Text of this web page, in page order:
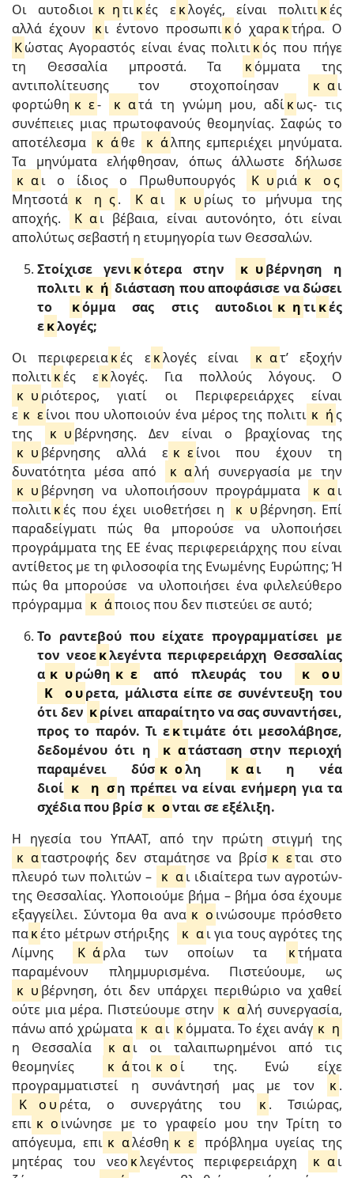
Οι αυτοδιοι κ ητικές ε κλογές, είναι πολιτικές
αλλά έχουν
κι έντονο προσωπικό χαρακτήρα. Ο
Κώστας Αγοραστός είναι ένας πολιτικός που πήγε
τη Θεσσαλία μπροστά. Τα
κόμματα της
αντιπολίτευσης τον στοχοποίησαν
κ αι
φορτώθη κ ε- κ ατά τη γνώμη μου, αδίκως- τις
συνέπειες μιας πρωτοφανούς θεομηνίας. Σαφώς το
αποτέλεσμα
κ άθε κ άλπης εμπεριέχει μηνύματα.
Τα μηνύματα ελήφθησαν, όπως άλλωστε δήλωσε
κ αι ο ίδιος ο Πρωθυπουργός Κ υ ριά κ ος
Μητσοτά κ η ς. Κ αι κ υ ρίως το μήνυμα της
αποχής.
Κ α ι βέβαια, είναι αυτονόητο, ότι είναι
απολύτως σεβαστή η ετυμηγορία των Θεσσαλών.
Στοίχισε γενικότερα στην κ υβέρνηση η
πολιτι κ ή διάσταση που αποφάσισε να δώσει
το
κόμμα σας στις αυτοδιοι κ ητικές
εκλογές;
Οι περιφερειακές εκλογές είναι κ ατ’ εξοχήν
πολιτικές εκλογές. Για πολλούς λόγους. Ο
κ υ ριότερος, γιατί οι Περιφερειάρχες είναι
ε κ είνοι που υλοποιούν ένα μέρος της πολιτι κ ή ς
της
κ υ βέρνησης. Δεν είναι ο βραχίονας της
κ υ βέρνησης αλλά ε κ είνοι που έχουν τη
δυνατότητα μέσα από
κ αλή συνεργασία με την
κ υ βέρνηση να υλοποιήσουν προγράμματα κ αι
πολιτικές που έχει υιοθετήσει η κ υ βέρνηση. Επί
παραδείγματι πώς θα μπορούσε να υλοποιήσει
προγράμματα της ΕΕ ένας περιφερειάρχης που είναι
αντίθετος με τη φιλοσοφία της Ενωμένης Ευρώπης; Ή
πώς θα μπορούσε να υλοποιήσει ένα φιλελεύθερο
πρόγραμμα κ άποιος που δεν πιστεύει σε αυτό;
Το ραντεβού που είχατε προγραμματίσει με
τον νεοεκλεγέντα περιφερειάρχη Θεσσαλίας
α κ υρώθη κ ε από πλευράς του κ ου
Κ
ουρετα, μάλιστα είπε σε συνέντευξη του
ότι δεν κρίνει απαραίτητο να σας συναντήσει,
προς το παρόν. Τι εκτιμάτε ότι μεσολάβησε,
δεδομένου ότι η
κ ατάσταση στην περιοχή
παραμένει δύσ κ ολη κ αι η νέα
διοί κ η ση πρέπει να είναι ενήμερη για τα
σχέδια που βρίσ κ ονται σε εξέλιξη.
Η ηγεσία του ΥπΑΑΤ, από την πρώτη στιγμή της
κ αταστροφής δεν σταμάτησε να βρίσ κ εται στο
πλευρό των πολιτών – κ α ι ιδιαίτερα των αγροτών-
της Θεσσαλίας. Υλοποιούμε βήμα – βήμα όσα έχουμε
εξαγγείλει. Σύντομα θα ανα κ ο ινώσουμε πρόσθετο
πακέτο μέτρων στήριξης κ α ι για τους αγρότες της
Λίμνης
Κ άρλα των οποίων τα κτήματα
παραμένουν πλημμυρισμένα. Πιστεύουμε, ως
κ υ βέρνηση, ότι δεν υπάρχει περιθώριο να χαθεί
ούτε μια μέρα. Πιστεύουμε στην κ αλή συνεργασία,
πάνω από χρώματα κ αι κόμματα. Το έχει ανάγ κ η
η Θεσσαλία
κ αι οι ταλαιπωρημένοι από τις
θεομηνίες
κ άτοι κ ο ί της. Ενώ είχε
προγραμματιστεί η συνάντησή μας με τον
κ.
Κ
ο υ ρέτα, ο συνεργάτης του κ. Τσιώρας,
επι κ ο ινώνησε με το γραφείο μου την Τρίτη το
απόγευμα, επι κ αλέσθη κ ε πρόβλημα υγείας της
μητέρας του νεο κλεγέντος περιφερειάρχη κ αι